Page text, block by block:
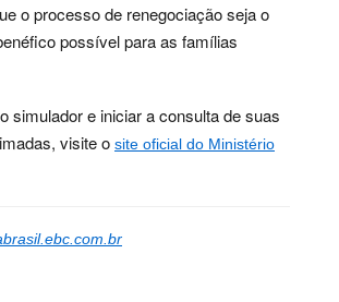
o processo de renegociação seja o
possível para as famílias
simulador e iniciar a consulta de suas
visite o site oficial do Ministério